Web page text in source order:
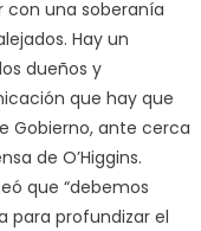
con una soberanía
Hay un
dueños y
que hay que
Gobierno, ante cerca
de O’Higgins.
que “debemos
para profundizar el